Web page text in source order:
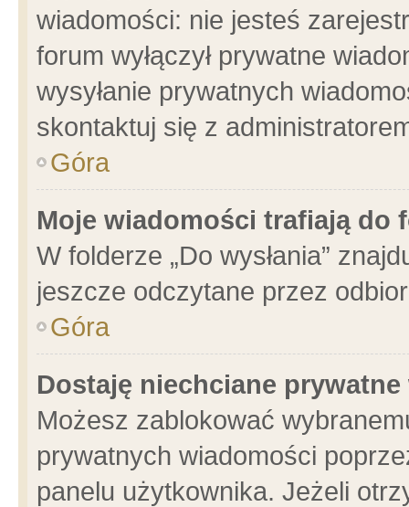
wiadomości: nie jesteś
forum wyłączył prywatne
wysyłanie prywatnych
skontaktuj się z
Góra
Moje wiadomości trafiają do
W folderze „Do wysłania”
jeszcze odczytane przez
Góra
Dostaję niechciane
Możesz zablokować
prywatnych wiadomości
panelu użytkownika. Jeżeli